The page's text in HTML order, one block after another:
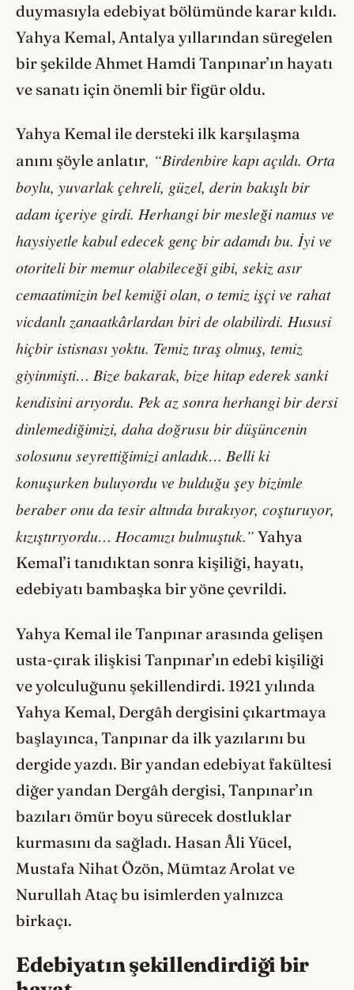
duymasıyla edebiyat bölümünde karar kıldı.
Yahya Kemal, Antalya yıllarından süregelen
bir şekilde Ahmet Hamdi Tanpınar’ın hayatı
ve sanatı için önemli bir figür oldu.
Yahya Kemal ile dersteki ilk karşılaşma
anını şöyle anlatır, “Birdenbire kapı açıldı. Orta
boylu, yuvarlak çehreli, güzel, derin bakışlı bir
adam içeriye girdi. Herhangi bir mesleği namus ve
haysiyetle kabul edecek genç bir adamdı bu. İyi ve
otoriteli bir memur olabileceği gibi, sekiz asır
cemaatimizin bel kemiği olan, o temiz işçi ve rahat
vicdanlı zanaatkârlardan biri de olabilirdi. Hususi
hiçbir istisnası yoktu. Temiz tıraş olmuş, temiz
giyinmişti… Bize bakarak, bize hitap ederek sanki
kendisini arıyordu. Pek az sonra herhangi bir dersi
dinlemediğimizi, daha doğrusu bir düşüncenin
solosunu seyrettiğimizi anladık… Belli ki
konuşurken buluyordu ve bulduğu şey bizimle
beraber onu da tesir altında bırakıyor, coşturuyor,
kızıştırıyordu… Hocamızı bulmuştuk.” Yahya
Kemal’i tanıdıktan sonra kişiliği, hayatı,
edebiyatı bambaşka bir yöne çevrildi.
Yahya Kemal ile Tanpınar arasında gelişen
usta-çırak ilişkisi Tanpınar’ın edebî kişiliği
ve yolculuğunu şekillendirdi. 1921 yılında
Yahya Kemal, Dergâh dergisini çıkartmaya
başlayınca, Tanpınar da ilk yazılarını bu
dergide yazdı. Bir yandan edebiyat fakültesi
diğer yandan Dergâh dergisi, Tanpınar’ın
bazıları ömür boyu sürecek dostluklar
kurmasını da sağladı. Hasan Âli Yücel,
Mustafa Nihat Özön, Mümtaz Arolat ve
Nurullah Ataç bu isimlerden yalnızca
birkaçı.
Edebiyatın şekillendirdiği bir